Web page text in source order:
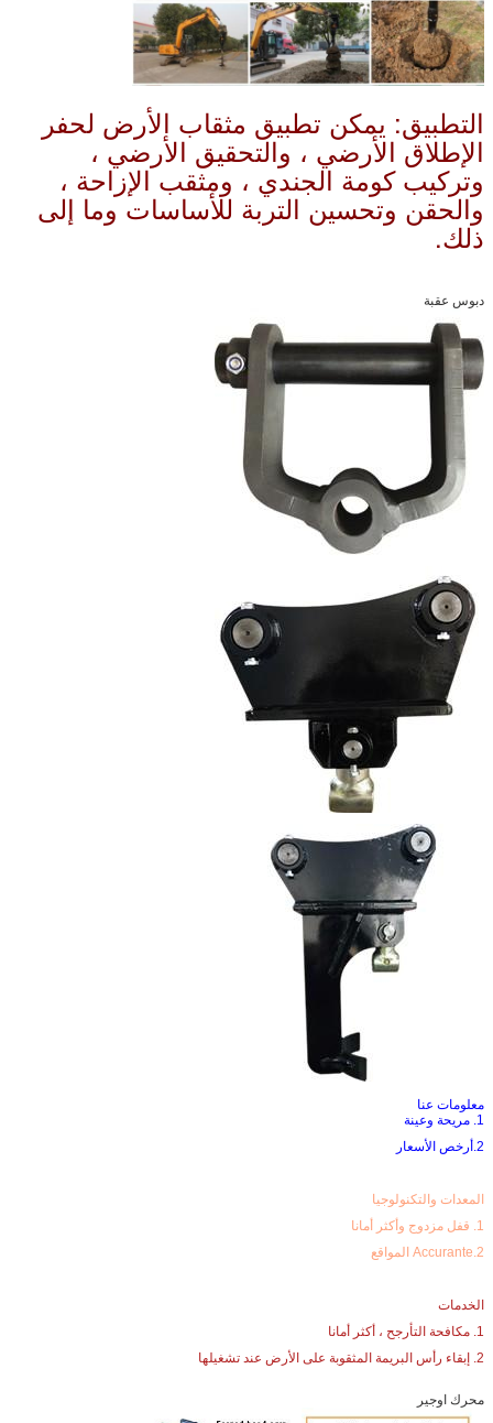
التطبيق: يمكن تطبيق مثقاب الأرض لحفر
الإطلاق الأرضي ، والتحقيق الأرضي ،
وتركيب كومة الجندي ، ومثقب الإزاحة ،
والحقن وتحسين التربة للأساسات وما إلى
ذلك.
دبوس عقبة
معلومات عنا
1. مريحة وعينة
2.أرخص الأسعار
المعدات والتكنولوجيا
1. قفل مزدوج وأكثر أمانا
2.Accurante المواقع
الخدمات
1. مكافحة التأرجح ، أكثر أمانا
2. إبقاء رأس البريمة المثقوبة على الأرض عند تشغيلها
محرك اوجير